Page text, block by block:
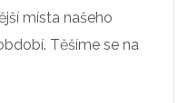
místa našeho
Těšíme se na